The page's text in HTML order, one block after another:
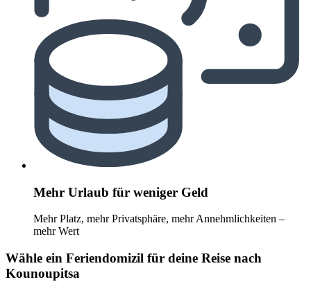
Mehr Urlaub für weniger Geld
Mehr Platz, mehr Privatsphäre, mehr Annehmlichkeiten –
mehr Wert
Wähle ein Feriendomizil für deine Reise nach
Kounoupitsa